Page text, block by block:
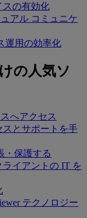
スの有効化
アル コミュニケ
運用の効率化
の人気ソ
へアクセス
スとサポートを手
・保護する
ライアントの IT を
テクノロジー